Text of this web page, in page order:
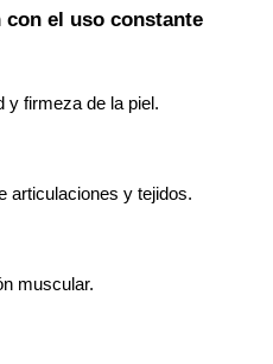
el uso constante
y firmeza de la piel.
articulaciones y tejidos.
muscular.